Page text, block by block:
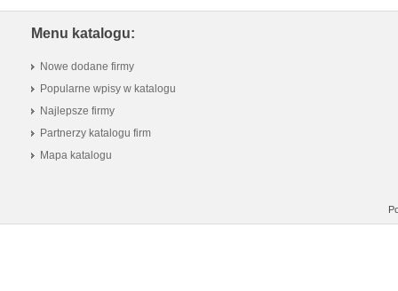
Menu katalogu:
Nowe dodane firmy
Popularne wpisy w katalogu
Najlepsze firmy
Partnerzy katalogu firm
Mapa katalogu